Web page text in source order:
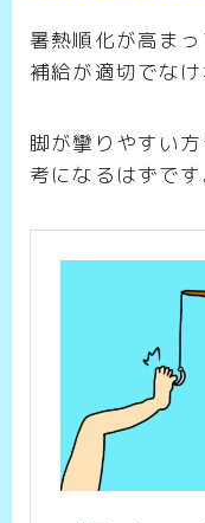
暑熱順化が高ま
補給が適切でなけ
脚が攣りやすい
考になるはずです